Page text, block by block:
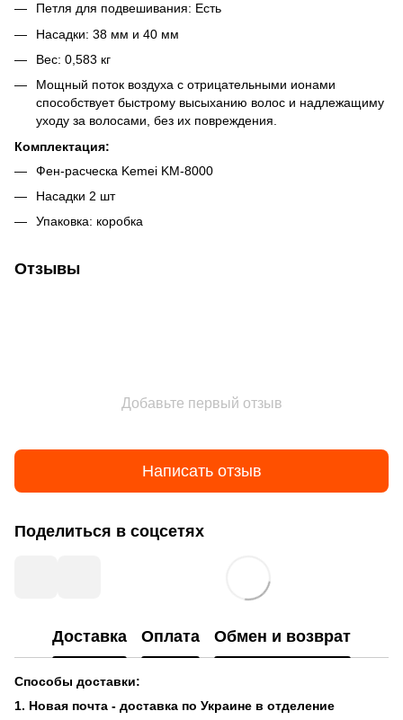
Петля для подвешивания: Есть
Насадки: 38 мм и 40 мм
Вес: 0,583 кг
Мощный поток воздуха с отрицательными ионами
способствует быстрому высыханию волос и надлежащиму
уходу за волосами, без их повреждения.
Комплектация:
Фен-расческа Kemei KM-8000
Насадки 2 шт
Упаковка: коробка
Отзывы
Добавьте первый отзыв
Написать отзыв
Поделиться в соцсетях
Доставка Оплата Обмен и возврат
Способы доставки:
1. Новая почта - доставка по Украине в отделение